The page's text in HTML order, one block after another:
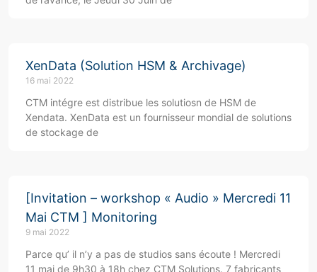
XenData (Solution HSM & Archivage)
16 mai 2022
CTM intégre est distribue les solutiosn de HSM de
Xendata. XenData est un fournisseur mondial de solutions
de stockage de
[Invitation – workshop « Audio » Mercredi 11
Mai CTM ] Monitoring
9 mai 2022
Parce qu’ il n’y a pas de studios sans écoute ! Mercredi
11 mai de 9h30 à 18h chez CTM Solutions. 7 fabricants